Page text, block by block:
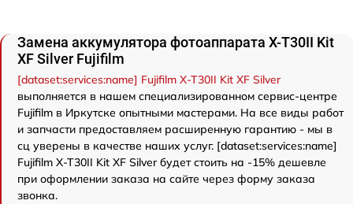
Замена аккумулятора фотоаппарата X-T30II Kit
XF Silver Fujifilm
[dataset:services:name] Fujifilm X-T30II Kit XF Silver
выполняется в нашем специализированном сервис-центре
Fujifilm в Иркутске опытными мастерами. На все виды работ
и запчасти предоставляем расширенную гарантию - мы в
сц уверены в качестве наших услуг. [dataset:services:name]
Fujifilm X-T30II Kit XF Silver будет стоить на -15% дешевле
при оформлении заказа на сайте через форму заказа
звонка.